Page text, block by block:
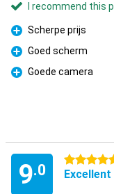
I recommend this
Pro
Scherpe prijs
Pro
Goed scherm
Pro
Goede camera
9.0
4.5 stars
Excellent